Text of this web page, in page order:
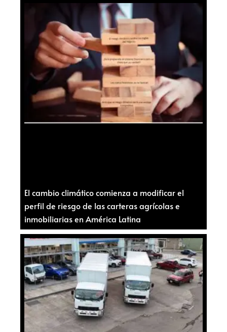
El cambio climático comienza a modificar el
perfil de riesgo de las carteras agrícolas e
inmobiliarias en América Latina